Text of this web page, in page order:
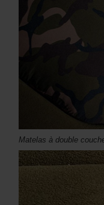
Matelas à double